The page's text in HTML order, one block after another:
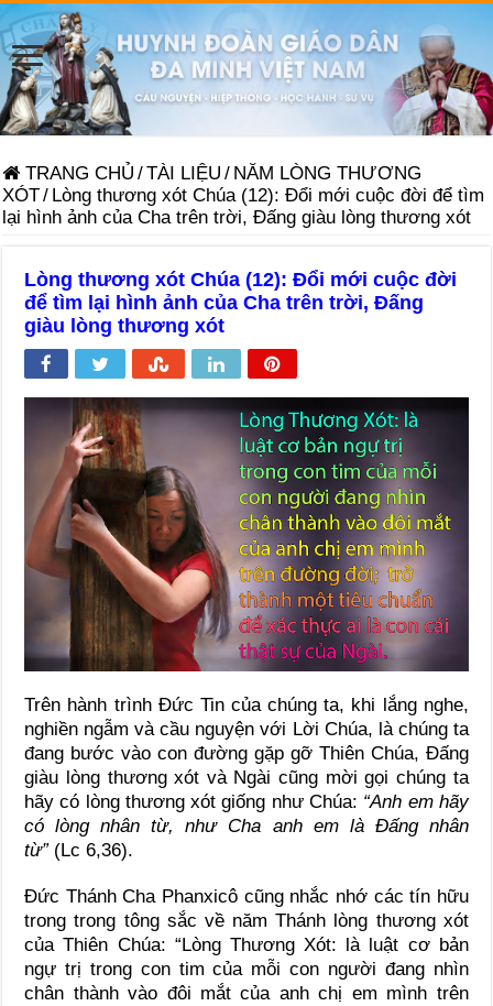
TRANG CHỦ /TÀI LIỆU / NĂM LÒNG THƯƠNG
XÓT/ Lòng thương xót Chúa (12): Đổi mới cuộc đời để tìm
lại hình ảnh của Cha trên trời, Đấng giàu lòng thương xót
Lòng thương xót Chúa (12): Đổi mới cuộc đời
để tìm lại hình ảnh của Cha trên trời, Đấng
giàu lòng thương xót
Trên hành trình Đức Tin của chúng ta, khi lắng nghe,
nghiền ngẫm và cầu nguyện với Lời Chúa, là chúng ta
đang bước vào con đường gặp gỡ Thiên Chúa, Đấng
giàu lòng thương xót và Ngài cũng mời gọi chúng ta
hãy có lòng thương xót giống như Chúa: “Anh em hãy
có lòng nhân từ, như Cha anh em là Đấng nhân
từ”(Lc 6,36).
Đức Thánh Cha Phanxicô cũng nhắc nhớ các tín hữu
trong trong tông sắc về năm Thánh lòng thương xót
của Thiên Chúa: “Lòng Thương Xót: là luật cơ bản
ngự trị trong con tim của mỗi con người đang nhìn
chân thành vào đôi mắt của anh chị em mình trên